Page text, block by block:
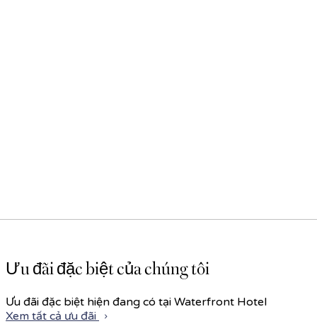
Ưu đãi đặc biệt của chúng tôi
Ưu đãi đặc biệt hiện đang có tại Waterfront Hotel
Xem tất cả ưu đãi